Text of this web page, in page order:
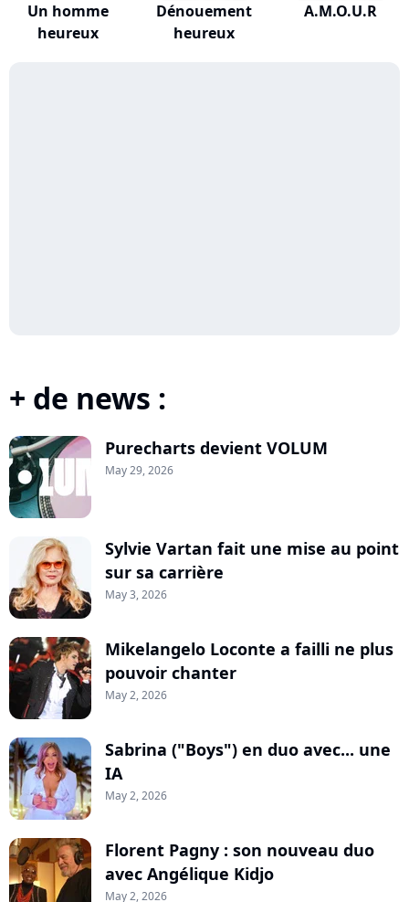
Un homme
heureux
Dénouement
heureux
A.M.O.U.R
+ de news :
Purecharts devient VOLUM
May 29, 2026
Sylvie Vartan fait une mise au point
sur sa carrière
May 3, 2026
Mikelangelo Loconte a failli ne plus
pouvoir chanter
May 2, 2026
Sabrina ("Boys") en duo avec... une
IA
May 2, 2026
Florent Pagny : son nouveau duo
avec Angélique Kidjo
May 2, 2026